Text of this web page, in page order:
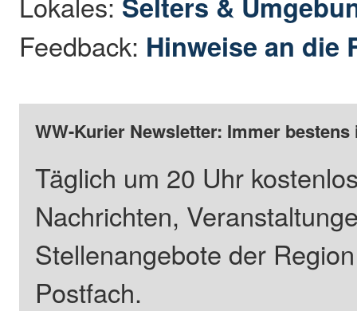
Feedback: Hinweise an die
WW-Kurier Newsletter: Immer
Täglich um 20 Uhr
Nachrichten,
Stellenangebote der
Postfach.